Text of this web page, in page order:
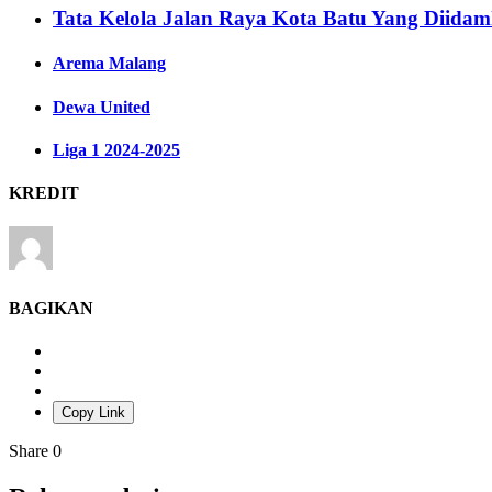
Tata Kelola Jalan Raya Kota Batu Yang
Arema Malang
Dewa United
Liga 1 2024-2025
KREDIT
BAGIKAN
Copy Link
Share 0